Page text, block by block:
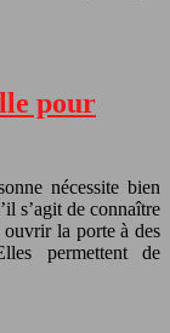
pour
nécessite bien
s’agit de connaître
la porte à des
permettent de